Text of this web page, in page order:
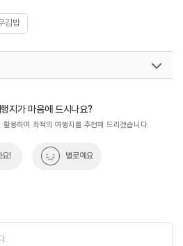
김밥
지가 마음에 드시나요?
용하여 최적의 여행지를 추천해 드리겠습니다.
요! 별로예요